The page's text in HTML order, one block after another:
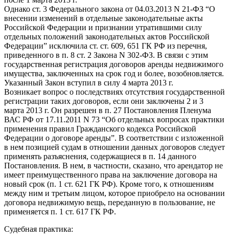
Однако ст. 3 Федерального закона от 04.03.2013 N 21-ФЗ “О
внесении изменений в отдельные законодательные акты
Российской Федерации и признании утратившими силу
отдельных положений законодательных актов Российской
Федерации” исключила ст. ст. 609, 651 ГК РФ из перечня,
приведенного в п. 8 ст. 2 Закона N 302-ФЗ. В связи с этим
государственная регистрация договоров аренды недвижимого
имущества, заключенных на срок год и более, возобновляется.
Указанный Закон вступил в силу 4 марта 2013 г.
Возникает вопрос о последствиях отсутствия государственной
регистрации таких договоров, если они заключены 2 и 3
марта 2013 г. Он разрешен в п. 27 Постановления Пленума
ВАС РФ от 17.11.2011 N 73 “Об отдельных вопросах практики
применения правил Гражданского кодекса Российской
Федерации о договоре аренды”. В соответствии с изложенной
в нем позицией судам в отношении данных договоров следует
применять разъяснения, содержащиеся в п. 14 данного
Постановления. В нем, в частности, сказано, что арендатор не
имеет преимущественного права на заключение договора на
новый срок (п. 1 ст. 621 ГК РФ). Кроме того, к отношениям
между ним и третьим лицом, которое приобрело на основании
договора недвижимую вещь, переданную в пользование, не
применяется п. 1 ст. 617 ГК РФ.
Судебная практика: